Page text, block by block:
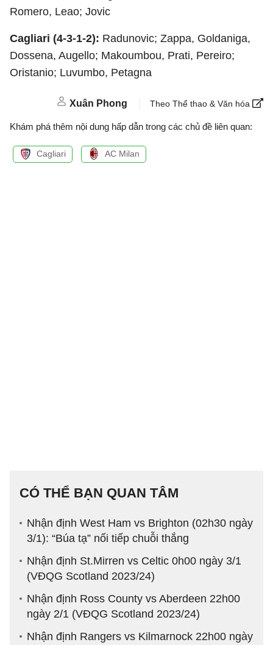
Romero, Leao; Jovic
Cagliari (4-3-1-2): Radunovic; Zappa, Goldaniga,
Dossena, Augello; Makoumbou, Prati, Pereiro;
Oristanio; Luvumbo, Petagna
Xuân Phong Theo Thể thao & Văn hóa
Khám phá thêm nội dung hấp dẫn trong các chủ đề liên quan:
Cagliari AC Milan
CÓ THỂ BẠN QUAN TÂM
Nhận định West Ham vs Brighton (02h30 ngày
3/1): “Búa tạ” nối tiếp chuỗi thắng
Nhận định St.Mirren vs Celtic 0h00 ngày 3/1
(VĐQG Scotland 2023/24)
Nhận định Ross County vs Aberdeen 22h00
ngày 2/1 (VĐQG Scotland 2023/24)
Nhận định Rangers vs Kilmarnock 22h00 ngày